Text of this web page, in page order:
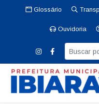
Glossário
Ouvidoria